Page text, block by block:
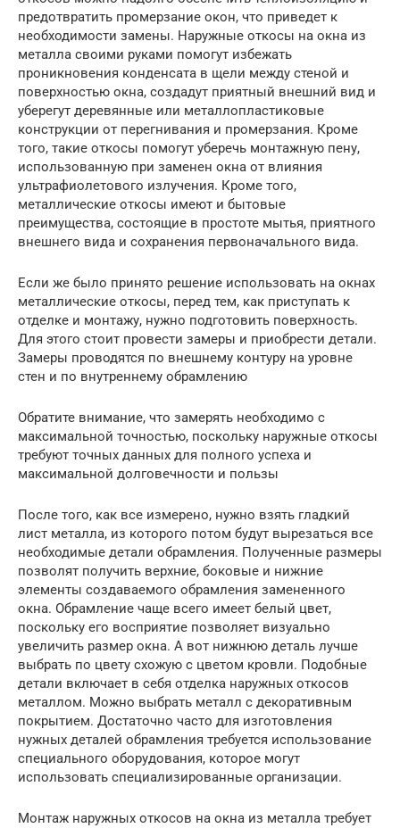
предотвратить промерзание окон, что приведет к
необходимости замены. Наружные откосы на окна из
металла своими руками помогут избежать
проникновения конденсата в щели между стеной и
поверхностью окна, создадут приятный внешний вид и
уберегут деревянные или металлопластиковые
конструкции от перегнивания и промерзания. Кроме
того, такие откосы помогут уберечь монтажную пену,
использованную при заменен окна от влияния
ультрафиолетового излучения. Кроме того,
металлические откосы имеют и бытовые
преимущества, состоящие в простоте мытья, приятного
внешнего вида и сохранения первоначального вида.
Если же было принято решение использовать на окнах
металлические откосы, перед тем, как приступать к
отделке и монтажу, нужно подготовить поверхность.
Для этого стоит провести замеры и приобрести детали.
Замеры проводятся по внешнему контуру на уровне
стен и по внутреннему обрамлению
Обратите внимание, что замерять необходимо с
максимальной точностью, поскольку наружные откосы
требуют точных данных для полного успеха и
максимальной долговечности и пользы
После того, как все измерено, нужно взять гладкий
лист металла, из которого потом будут вырезаться все
необходимые детали обрамления. Полученные размеры
позволят получить верхние, боковые и нижние
элементы создаваемого обрамления замененного
окна. Обрамление чаще всего имеет белый цвет,
поскольку его восприятие позволяет визуально
увеличить размер окна. А вот нижнюю деталь лучше
выбрать по цвету схожую с цветом кровли. Подобные
детали включает в себя отделка наружных откосов
металлом. Можно выбрать металл с декоративным
покрытием. Достаточно часто для изготовления
нужных деталей обрамления требуется использование
специального оборудования, которое могут
использовать специализированные организации.
Монтаж наружных откосов на окна из металла требует